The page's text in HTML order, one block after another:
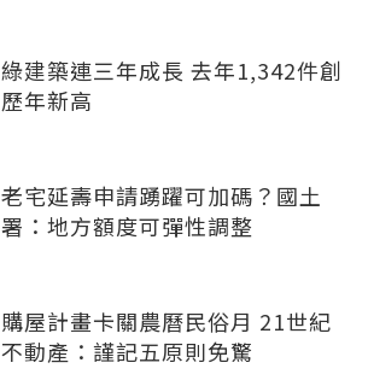
綠建築連三年成長 去年1,342件創
歷年新高
老宅延壽申請踴躍可加碼？國土
署：地方額度可彈性調整
購屋計畫卡關農曆民俗月 21世紀
不動產：謹記五原則免驚